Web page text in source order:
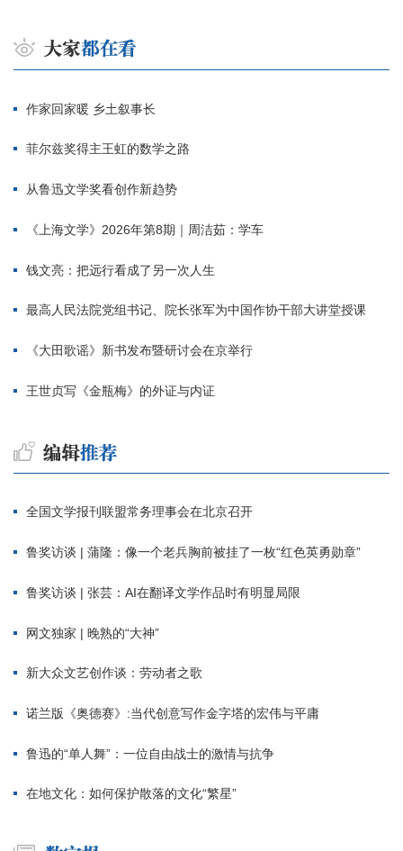
作家回家暖 乡土叙事长
菲尔兹奖得主王虹的数学之路
从鲁迅文学奖看创作新趋势
《上海文学》2026年第8期｜周洁茹：学车
钱文亮：把远行看成了另一次人生
最高人民法院党组书记、院长张军为中国作协干部大讲堂授课
《大田歌谣》新书发布暨研讨会在京举行
王世贞写《金瓶梅》的外证与内证
全国文学报刊联盟常务理事会在北京召开
鲁奖访谈 | 蒲隆：像一个老兵胸前被挂了一枚“红色英勇勋章”
鲁奖访谈 | 张芸：AI在翻译文学作品时有明显局限
网文独家 | 晚熟的“大神”
新大众文艺创作谈：劳动者之歌
诺兰版《奥德赛》:当代创意写作金字塔的宏伟与平庸
鲁迅的“单人舞”：一位自由战士的激情与抗争
在地文化：如何保护散落的文化“繁星”